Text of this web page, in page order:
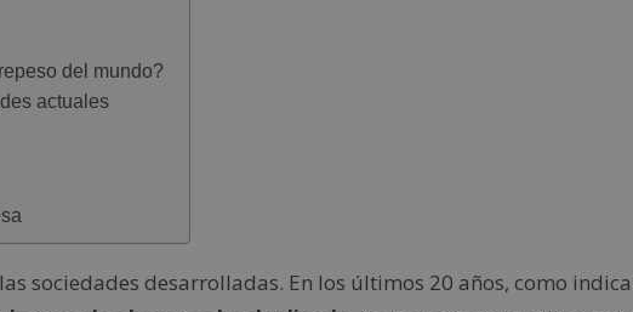
del mundo?
actuales
sociedades desarrolladas. En los últimos 20 años, como indica